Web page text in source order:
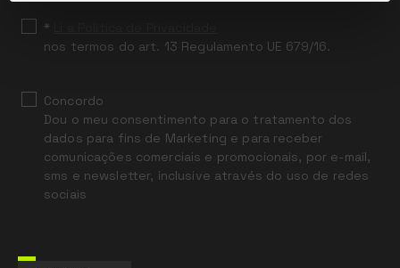
*
nos termos do art. 13 Regulamento UE 679/16.
Concordo
Dou o meu consentimento para o tratamento dos
dados para fins de Marketing e para receber
comunicações comerciais e promocionais, por e-mail,
sms e newsletter, inclusive através do uso de redes
sociais